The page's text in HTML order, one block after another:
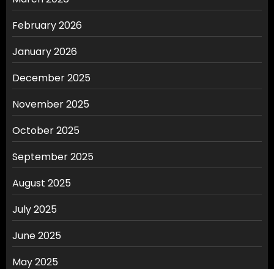
February 2026
January 2026
December 2025
November 2025
October 2025
September 2025
August 2025
July 2025
June 2025
May 2025